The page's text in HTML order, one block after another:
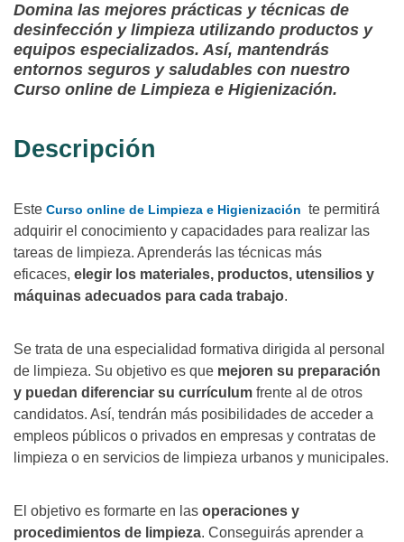
Domina las mejores prácticas y técnicas de
desinfección y limpieza utilizando productos y
equipos especializados. Así, mantendrás
entornos seguros y saludables con nuestro
Curso online de Limpieza e Higienización.
Descripción
Este Curso online de Limpieza e Higienización te permitirá
adquirir el conocimiento y capacidades para realizar las
tareas de limpieza. Aprenderás las técnicas más
eficaces, elegir los materiales, productos, utensilios y
máquinas adecuados para cada trabajo.
Se trata de una especialidad formativa dirigida al personal
de limpieza. Su objetivo es que mejoren su preparación
y puedan diferenciar su currículum frente al de otros
candidatos. Así, tendrán más posibilidades de acceder a
empleos públicos o privados en empresas y contratas de
limpieza o en servicios de limpieza urbanos y municipales.
El objetivo es formarte en las operaciones y
procedimientos de limpieza. Conseguirás aprender a